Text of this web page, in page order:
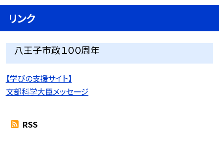
リンク
八王子市政１００周年
【学びの支援サイト】
文部科学大臣メッセージ
RSS